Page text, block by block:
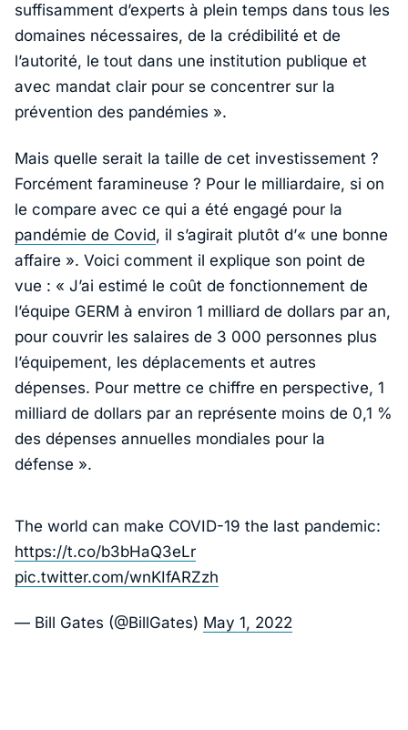
suffisamment d’experts à plein temps dans tous les
domaines nécessaires, de la crédibilité et de
l’autorité, le tout dans une institution publique et
avec mandat clair pour se concentrer sur la
prévention des pandémies ».
Mais quelle serait la taille de cet investissement ?
Forcément faramineuse ? Pour le milliardaire, si on
le compare avec ce qui a été engagé pour la
pandémie de Covid, il s’agirait plutôt d’« une bonne
affaire ». Voici comment il explique son point de
vue : « J’ai estimé le coût de fonctionnement de
l’équipe GERM à environ 1 milliard de dollars par an,
pour couvrir les salaires de 3 000 personnes plus
l’équipement, les déplacements et autres
dépenses. Pour mettre ce chiffre en perspective, 1
milliard de dollars par an représente moins de 0,1 %
des dépenses annuelles mondiales pour la
défense ».
The world can make COVID-19 the last pandemic:
https://t.co/b3bHaQ3eLr
pic.twitter.com/wnKIfARZzh
— Bill Gates (@BillGates) May 1, 2022